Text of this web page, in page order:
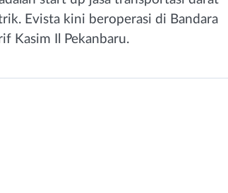
Evista kini beroperasi di Bandara
Kasim Il Pekanbaru.